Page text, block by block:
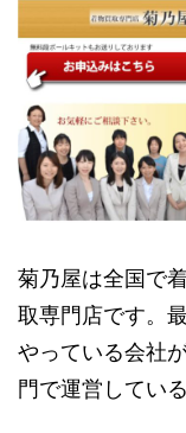
菊乃屋は全国で
取専門店です。
やっている会社
門で運営してい